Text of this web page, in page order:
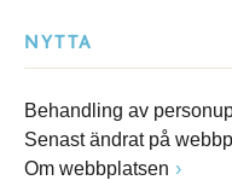
NYTTA
Behandling av
Senast ändrat på
Om webbplatsen